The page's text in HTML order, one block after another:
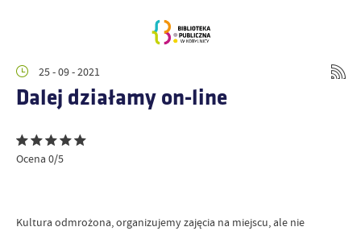
25 - 09 - 2021
Dalej działamy on-line
Ocena 0/5
Kultura odmrożona, organizujemy zajęcia na miejscu, ale nie